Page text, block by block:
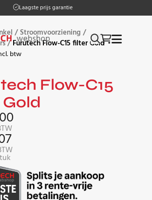
Laagste prijs garantie
vóór 17:00 besteld, morgen in huis
/Stroomvoorziening /
/Furutech Flow-C15 filter Gold
btw
Flow-C15